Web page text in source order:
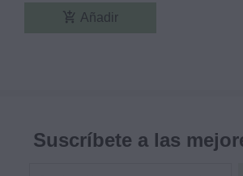
add_shopping_cart Añadir
Suscríbete a las